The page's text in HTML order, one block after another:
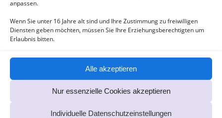
anpassen.
Wenn Sie unter 16 Jahre alt sind und Ihre Zustimmung zu freiwilligen
Diensten geben möchten, müssen Sie Ihre Erziehungsberechtigten um
Erlaubnis bitten.
Alle akzeptieren
Nur essenzielle Cookies akzeptieren
Individuelle Datenschutzeinstellungen